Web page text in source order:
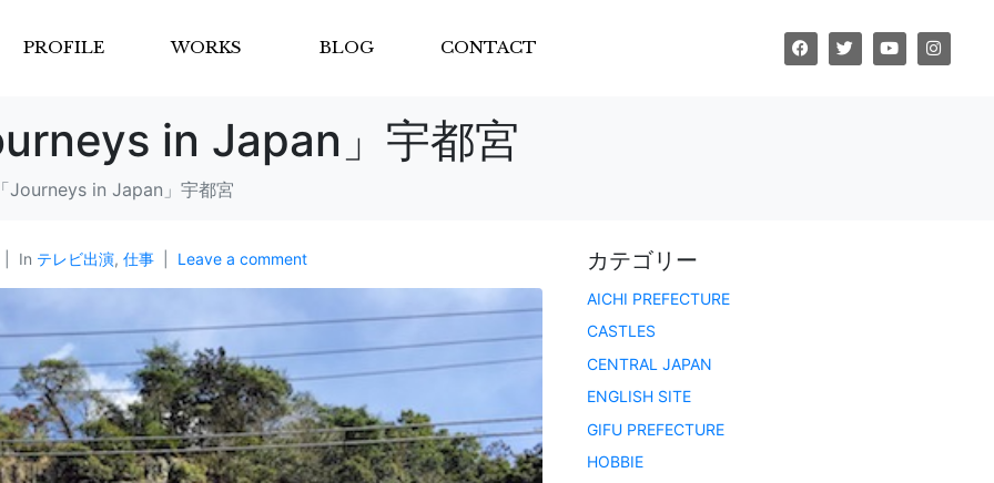
PROFILE WORKS BLOG CONTACT
in Japan」宇都宮
Journeys in Japan」宇都宮
In テレビ出演, 仕事 Leave a comment カテゴリー
AICHI PREFECTURE
CASTLES
CENTRAL JAPAN
ENGLISH SITE
GIFU PREFECTURE
HOBBIE